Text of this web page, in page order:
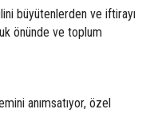
büyütenlerden ve iftirayı
önünde ve toplum
anımsatıyor, özel